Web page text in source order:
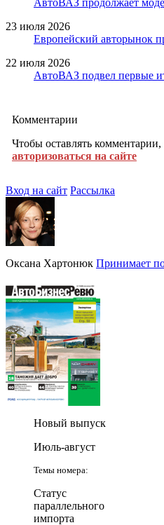
23 июля 2026
Европейский авторынок
22 июля 2026
АвтоВАЗ подвел первые
Комментарии
Чтобы оставлять
авторизоваться на сайте
Вход на сайт Рассылка
Оксана Хартонюк Принимает
Новый выпуск
Июль-август
Темы номера:
Статус
параллельного
импорта